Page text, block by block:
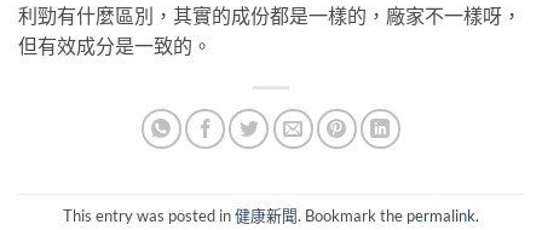
利勁有什麼區別，其實的成份都是一樣的，廠家不一樣呀，
但有效成分是一致的。
This entry was posted in健康新聞. Bookmark the permalink.